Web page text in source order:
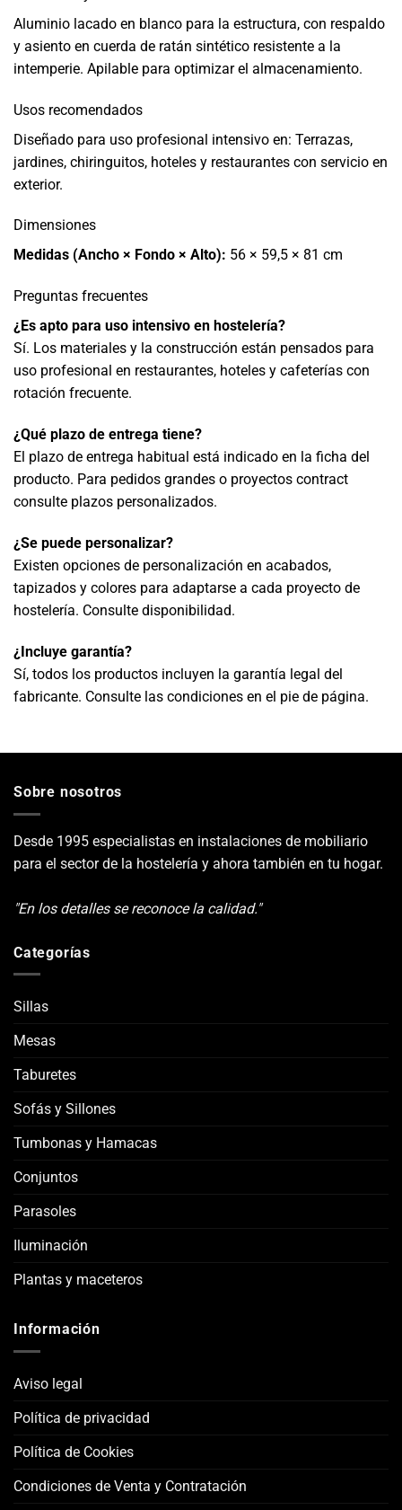
Aluminio lacado en blanco para la estructura, con respaldo
y asiento en cuerda de ratán sintético resistente a la
intemperie. Apilable para optimizar el almacenamiento.
Usos recomendados
Diseñado para uso profesional intensivo en: Terrazas,
jardines, chiringuitos, hoteles y restaurantes con servicio en
exterior.
Dimensiones
Medidas (Ancho × Fondo × Alto): 56 × 59,5 × 81 cm
Preguntas frecuentes
¿Es apto para uso intensivo en hostelería?
Sí. Los materiales y la construcción están pensados para
uso profesional en restaurantes, hoteles y cafeterías con
rotación frecuente.
¿Qué plazo de entrega tiene?
El plazo de entrega habitual está indicado en la ficha del
producto. Para pedidos grandes o proyectos contract
consulte plazos personalizados.
¿Se puede personalizar?
Existen opciones de personalización en acabados,
tapizados y colores para adaptarse a cada proyecto de
hostelería. Consulte disponibilidad.
¿Incluye garantía?
Sí, todos los productos incluyen la garantía legal del
fabricante. Consulte las condiciones en el pie de página.
Sobre nosotros
Desde 1995 especialistas en instalaciones de mobiliario
para el sector de la hostelería y ahora también en tu hogar.
"En los detalles se reconoce la calidad."
Categorías
Sillas
Mesas
Taburetes
Sofás y Sillones
Tumbonas y Hamacas
Conjuntos
Parasoles
Iluminación
Plantas y maceteros
Información
Aviso legal
Política de privacidad
Política de Cookies
Condiciones de Venta y Contratación